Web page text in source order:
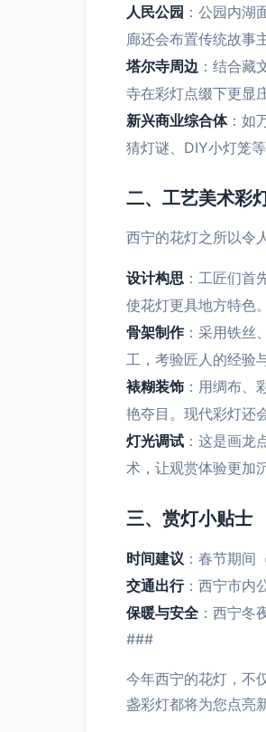
人民公园 ：公园内湖
廊还会布置传统故事
塔尔寺周边 ：结合
寺在彩灯点缀下更显
新兴商业综合体：如
猜灯谜、DIY小灯笼
二、工艺美术彩
西宁的花灯之所以令
设计构思 ：工匠们首
使花灯更具地方特色。
骨架制作：采用铁丝
工，考验匠人的经验
裱糊装饰 ：用绸布
艳夺目。现代彩灯还
灯光调试 ：这是画
术，让观赏体验更加
三、赏灯小贴士
时间建议 ：春节期间
交通出行：西宁市内
保暖与安全 ：西宁冬
###
今年西宁的花灯，不
盏彩灯都将为您点亮